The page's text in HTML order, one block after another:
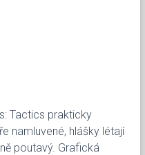
Tactics prakticky
namluvené, hlášky létají
poutavý. Grafická